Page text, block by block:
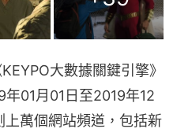
大數據關鍵引擎》
01月01日至2019年12
萬個網站頻道，包括新